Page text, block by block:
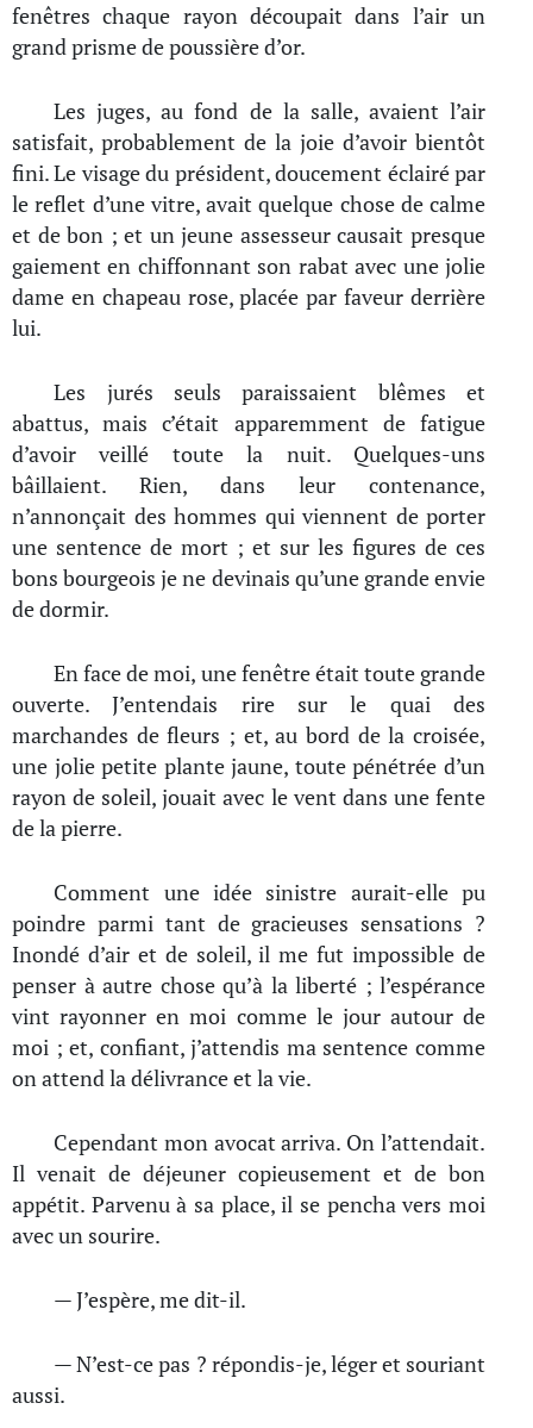
fenêtres chaque rayon découpait dans l’air un
grand prisme de poussière d’or.
Les juges, au fond de la salle, avaient l’air
satisfait, probablement de la joie d’avoir bientôt
fini. Le visage du président, doucement éclairé par
le reflet d’une vitre, avait quelque chose de calme
et de bon ; et un jeune assesseur causait presque
gaiement en chiffonnant son rabat avec une jolie
dame en chapeau rose, placée par faveur derrière
lui.
Les jurés seuls paraissaient blêmes et
abattus, mais c’était apparemment de fatigue
d’avoir veillé toute la nuit. Quelques-uns
bâillaient. Rien, dans leur contenance,
n’annonçait des hommes qui viennent de porter
une sentence de mort ; et sur les figures de ces
bons bourgeois je ne devinais qu’une grande envie
de dormir.
En face de moi, une fenêtre était toute grande
ouverte. J’entendais rire sur le quai des
marchandes de fleurs ; et, au bord de la croisée,
une jolie petite plante jaune, toute pénétrée d’un
rayon de soleil, jouait avec le vent dans une fente
de la pierre.
Comment une idée sinistre aurait-elle pu
poindre parmi tant de gracieuses sensations ?
Inondé d’air et de soleil, il me fut impossible de
penser à autre chose qu’à la liberté ; l’espérance
vint rayonner en moi comme le jour autour de
moi ; et, confiant, j’attendis ma sentence comme
on attend la délivrance et la vie.
Cependant mon avocat arriva. On l’attendait.
Il venait de déjeuner copieusement et de bon
appétit. Parvenu à sa place, il se pencha vers moi
avec un sourire.
— J’espère, me dit-il.
— N’est-ce pas ? répondis-je, léger et souriant
aussi.